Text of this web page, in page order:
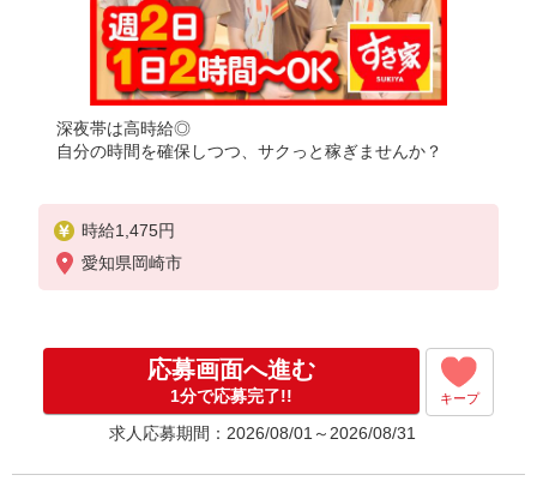
深夜帯は高時給◎
自分の時間を確保しつつ、サクっと稼ぎませんか？
時給1,475円
愛知県岡崎市
応募画面へ進む
1分で応募完了!! キープ
求人応募期間：2026/08/01～2026/08/31